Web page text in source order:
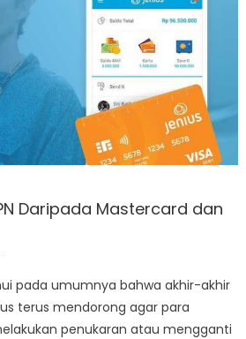
Daripada Mastercard dan
pada umumnya bahwa akhir-akhir
terus mendorong agar para
penukaran atau mengganti